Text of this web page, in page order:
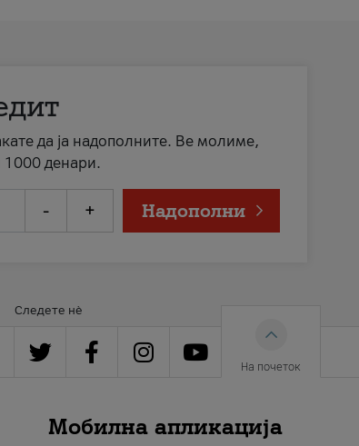
да ја надополните. Ве молиме,
1000 денари.
- + Надополни
Следете нè
На почеток
Мобилна апликација